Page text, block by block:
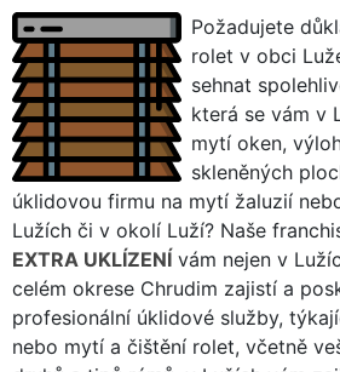
Požadujete
rolet v obci
sehnat
která se vám v
mytí oken,
skleněných
úklidovou firmu na mytí žaluzií
Lužích či v okolí Luží? Naše
EXTRA UKLÍZENÍ vám nejen v
celém okrese Chrudim zajistí a
profesionální úklidové služby,
nebo mytí a čištění rolet, včetně